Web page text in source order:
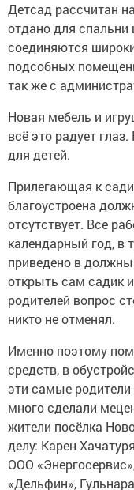
Детсад рассчитан
отдано для
соединяются
подсобных
так же с
Новая мебель и
всё это радует
для детей.
Прилегающая к
благоустроена
отсутствует. Все
календарный год, в
приведено в
открыть сам садик
родителей вопрос
никто не отменял.
Именно поэтому
средств, в
эти самые
много сделали
жители посёлка
делу: Карен
ООО
«Дельфин»,